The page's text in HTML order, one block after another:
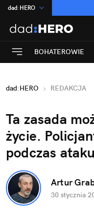
dad:HERO
:Temat
INN:Poland
ASZ:dziennik
Rozrywka
BOHATEROWIE
dad:HERO REDAKCJA
Ta zasada
życie.
podczas
Artur
30 stycznia